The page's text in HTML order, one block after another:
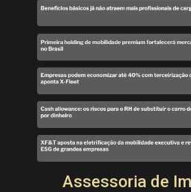
Assessori​a de